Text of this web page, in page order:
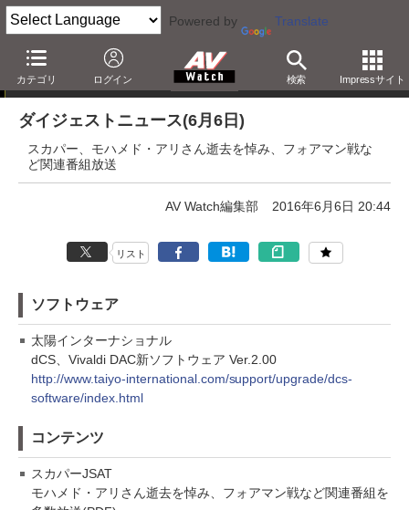
Powered by Translate
カテゴリ ログイン 検索 Impressサイト
ダイジェストニュース
ダイジェストニュース(6月6日)
スカパー、モハメド・アリさん逝去を悼み、フォアマン戦な
ど関連番組放送
AV Watch編集部 2016年6月6日 20:44
リスト
ソフトウェア
太陽インターナショナル
dCS、Vivaldi DAC新ソフトウェア Ver.2.00
http://www.taiyo-international.com/support/upgrade/dcs-
software/index.html
コンテンツ
スカパーJSAT
モハメド・アリさん逝去を悼み、フォアマン戦など関連番組を